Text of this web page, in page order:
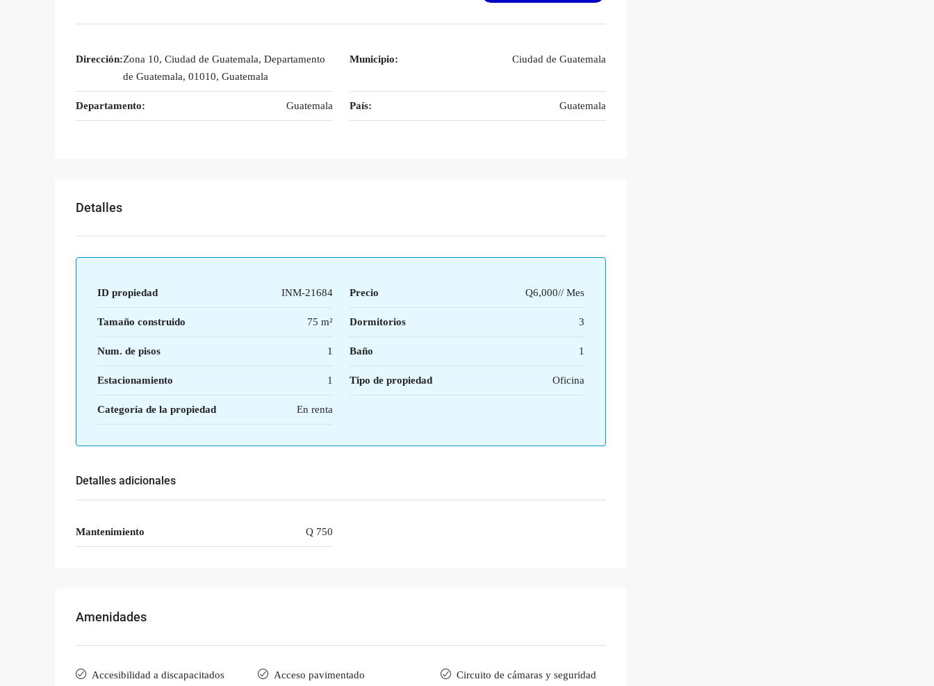
Dirección:Zona 10, Ciudad de Guatemala, Departamento
de Guatemala, 01010, Guatemala
Municipio: Ciudad de Guatemala
Departamento: Guatemala País: Guatemala
Detalles
ID propiedad INM-21684 Precio Q6,000// Mes
Tamaño construido 75 m² Dormitorios 3
Num. de pisos 1 Baño 1
Estacionamiento 1 Tipo de propiedad Oficina
Categoría de la propiedad En renta
Detalles adicionales
Mantenimiento Q 750
Amenidades
Accesibilidad a discapacitados Acceso pavimentado
Circuito de cámaras y seguridad